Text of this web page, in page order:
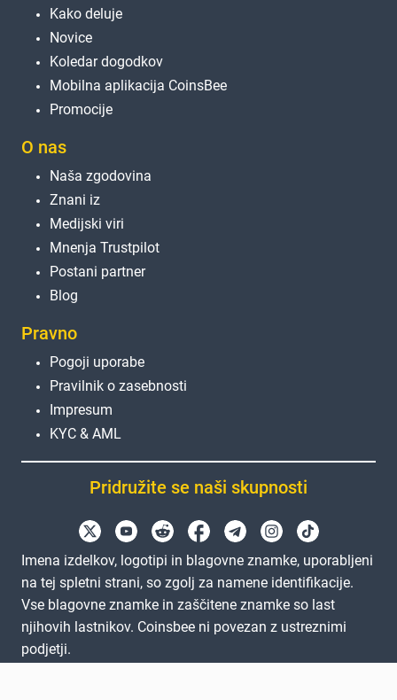
Kako deluje
Novice
Koledar dogodkov
Mobilna aplikacija CoinsBee
Promocije
O nas
Naša zgodovina
Znani iz
Medijski viri
Mnenja Trustpilot
Postani partner
Blog
Pravno
Pogoji uporabe
Pravilnik o zasebnosti
Impresum
KYC & AML
Pridružite se naši skupnosti
Imena izdelkov, logotipi in blagovne znamke, uporabljeni
na tej spletni strani, so zgolj za namene identifikacije.
Vse blagovne znamke in zaščitene znamke so last
njihovih lastnikov. Coinsbee ni povezan z ustreznimi
podjetji.